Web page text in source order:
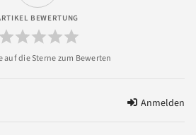
BEWERTUNG
Anmelden